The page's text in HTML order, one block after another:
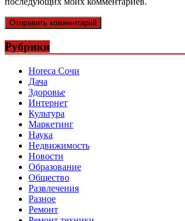
Рубрики
Horeca Сочи
Дача
Здоровье
Интернет
Культура
Маркетинг
Наука
Недвижимость
Новости
Образование
Общество
Развлечения
Разное
Ремонт